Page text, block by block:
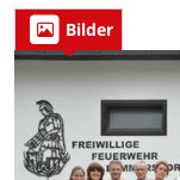
Bilder